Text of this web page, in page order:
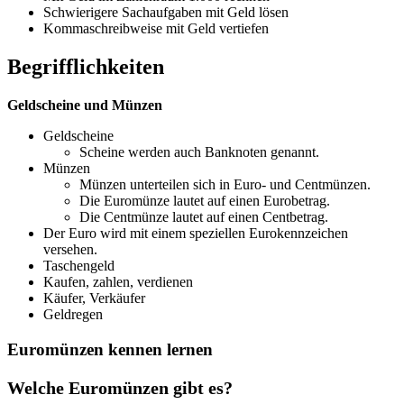
Schwierigere Sachaufgaben mit Geld lösen
Kommaschreibweise mit Geld vertiefen
Begrifflichkeiten
Geldscheine und Münzen
Geldscheine
Scheine werden auch Banknoten genannt.
Münzen
Münzen unterteilen sich in Euro- und Centmünzen.
Die Euromünze lautet auf einen Eurobetrag.
Die Centmünze lautet auf einen Centbetrag.
Der Euro wird mit einem speziellen Eurokennzeichen
versehen.
Taschengeld
Kaufen, zahlen, verdienen
Käufer, Verkäufer
Geldregen
Euromünzen kennen lernen
Welche Euromünzen gibt es?